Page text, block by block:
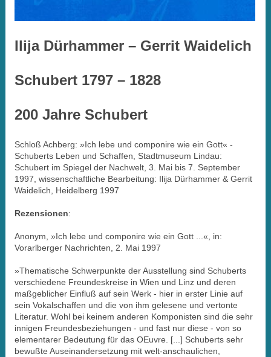
Ilija Dürhammer – Gerrit Waidelich
Schubert 1797 – 1828
200 Jahre Schubert
Schloß Achberg: »Ich lebe und componire wie ein Gott« -
Schuberts Leben und Schaffen, Stadtmuseum Lindau:
Schubert im Spiegel der Nachwelt, 3. Mai bis 7. September
1997, wissenschaftliche Bearbeitung: Ilija Dürhammer & Gerrit
Waidelich, Heidelberg 1997
Rezensionen:
Anonym, »Ich lebe und componire wie ein Gott ...«, in:
Vorarlberger Nachrichten, 2. Mai 1997
»Thematische Schwerpunkte der Ausstellung sind Schuberts
verschiedene Freundeskreise in Wien und Linz und deren
maßgeblicher Einfluß auf sein Werk - hier in erster Linie auf
sein Vokalschaffen und die von ihm gelesene und vertonte
Literatur. Wohl bei keinem anderen Komponisten sind die sehr
innigen Freundesbeziehungen - und fast nur diese - von so
elementarer Bedeutung für das OEuvre. [...] Schuberts sehr
bewußte Auseinandersetzung mit welt-anschaulichen,